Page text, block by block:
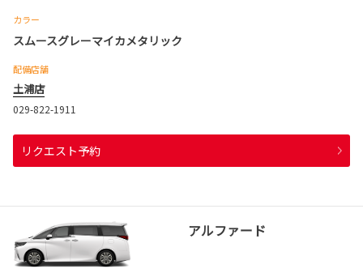
カラー
スムースグレーマイカメタリック
配備店舗
土浦店
029-822-1911
リクエスト予約
アルファード